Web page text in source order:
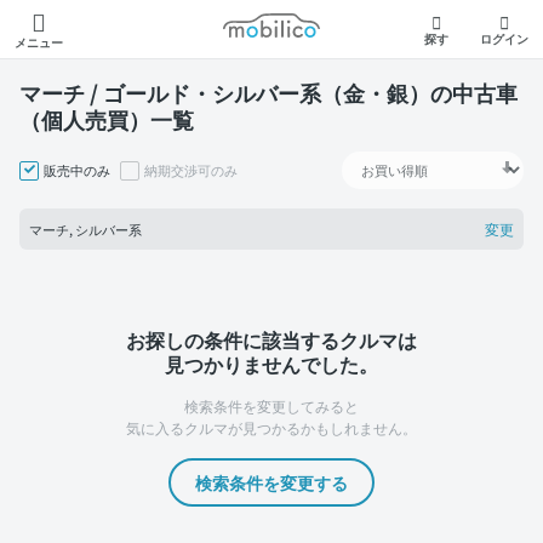
メニュー
モビリコ
探す ログイン
マーチ / ゴールド・シルバー系（金・銀）の中古車
（個人売買）一覧
販売中のみ 納期交渉可のみ
マーチ, シルバー系 変更
お探しの条件に該当するクルマは
見つかりませんでした。
検索条件を変更してみると
気に入るクルマが見つかるかもしれません。
検索条件を変更する